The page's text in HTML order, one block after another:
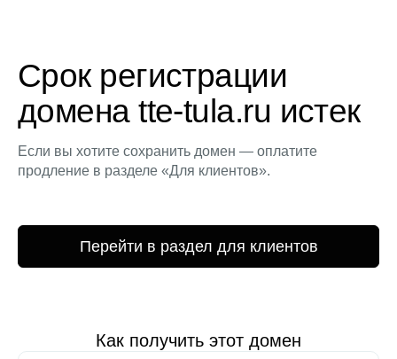
Срок регистрации
домена tte-tula.ru истек
Если вы хотите сохранить домен — оплатите
продление в разделе «Для клиентов».
Перейти в раздел для клиентов
Как получить этот домен